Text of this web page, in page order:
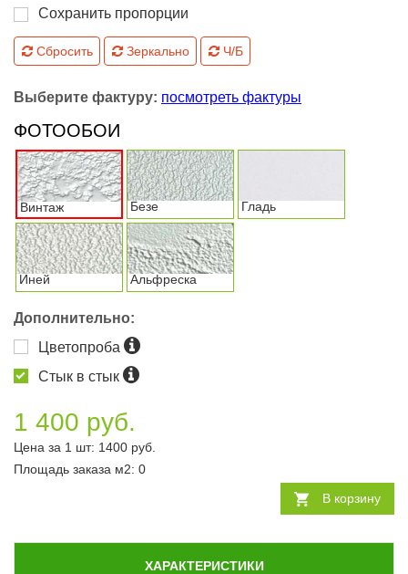
Сохранить пропорции
Сбросить Зеркально Ч/Б
Выберите фактуру: посмотреть фактуры
ФОТООБОИ
Винтаж Безе Гладь
Иней Альфреска
Дополнительно:
Цветопроба
Стык в стык
1 400 руб.
Цена за 1 шт: 1400 руб.
Площадь заказа м2: 0
В корзину
ХАРАКТЕРИСТИКИ